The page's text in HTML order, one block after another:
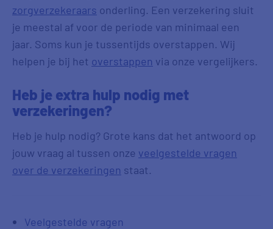
zorgverzekeraars onderling. Een verzekering sluit
je meestal af voor de periode van minimaal een
jaar. Soms kun je tussentijds overstappen. Wij
helpen je bij het overstappen via onze vergelijkers.
Heb je extra hulp nodig met
verzekeringen?
Heb je hulp nodig? Grote kans dat het antwoord op
jouw vraag al tussen onze veelgestelde vragen
over de verzekeringen staat.
Veelgestelde vragen